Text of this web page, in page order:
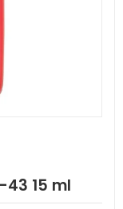
15 ml